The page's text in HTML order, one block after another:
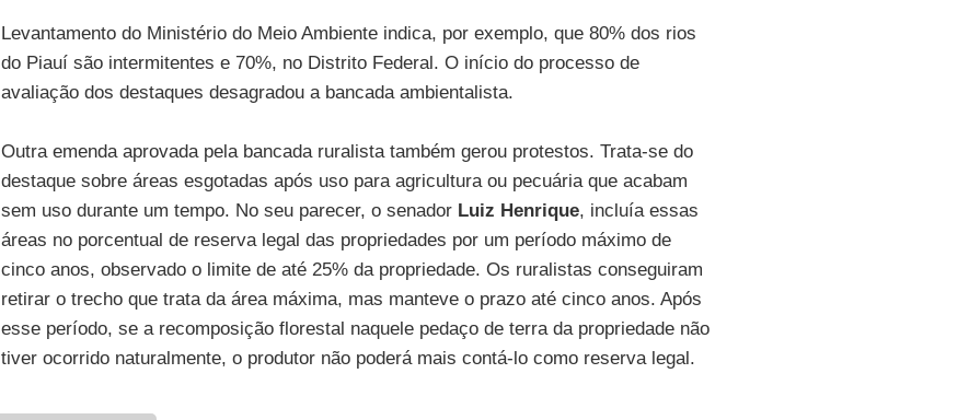
Levantamento do Ministério do Meio Ambiente indica, por exemplo, que 80% dos rios
do Piauí são intermitentes e 70%, no Distrito Federal. O início do processo de
avaliação dos destaques desagradou a bancada ambientalista.
Outra emenda aprovada pela bancada ruralista também gerou protestos. Trata-se do
destaque sobre áreas esgotadas após uso para agricultura ou pecuária que acabam
sem uso durante um tempo. No seu parecer, o senador Luiz Henrique, incluía essas
áreas no porcentual de reserva legal das propriedades por um período máximo de
cinco anos, observado o limite de até 25% da propriedade. Os ruralistas conseguiram
retirar o trecho que trata da área máxima, mas manteve o prazo até cinco anos. Após
esse período, se a recomposição florestal naquele pedaço de terra da propriedade não
tiver ocorrido naturalmente, o produtor não poderá mais contá-lo como reserva legal.